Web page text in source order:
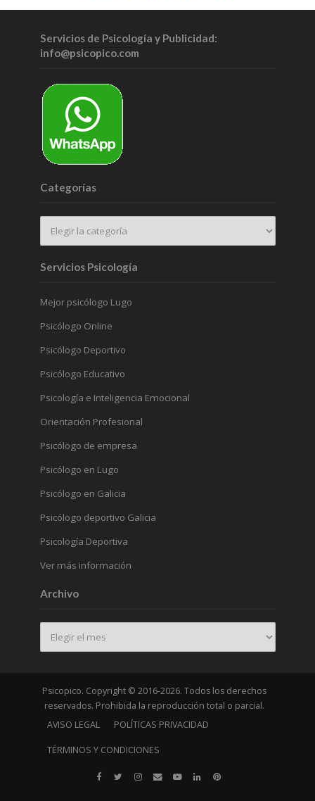
Servicios de Psicología y Publicidad:
info@psicopico.com
Categorías
Servicios Psicología
Mejor psicólogo Lugo
Psicólogo Online
Psicólogo Deportivo
Psicólogo Educativo
Psicología e Inteligencia Emocional
Orientación Profesional
Psicólogo de empresa
Psicólogo en Lugo
Psicólogo en Galicia
Psicólogo deportivo Galicia
Psicología Deportiva
Ver más información
Archivo
Archivo
Psicopico. Copyright © 2016-2026. Todos los derechos
reservados. Prohibida la reproducción total o parcial.
AVISO LEGAL
POLÍTICAS PRIVACIDAD
TÉRMINOS Y CONDICIONES